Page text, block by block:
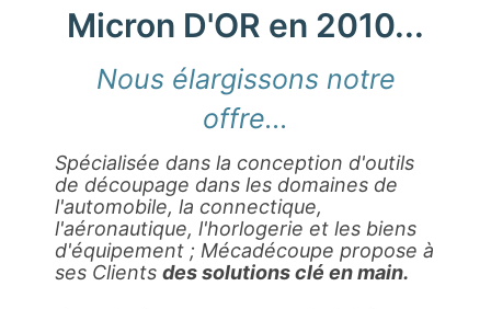
Micron D'OR en 2010...
Nous élargissons notre
offre...
Spécialisée dans la conception d'outils
de découpage dans les domaines de
l'automobile, la connectique,
l'aéronautique, l'horlogerie et les biens
d'équipement ; Mécadécoupe propose à
ses Clients des solutions clé en main.